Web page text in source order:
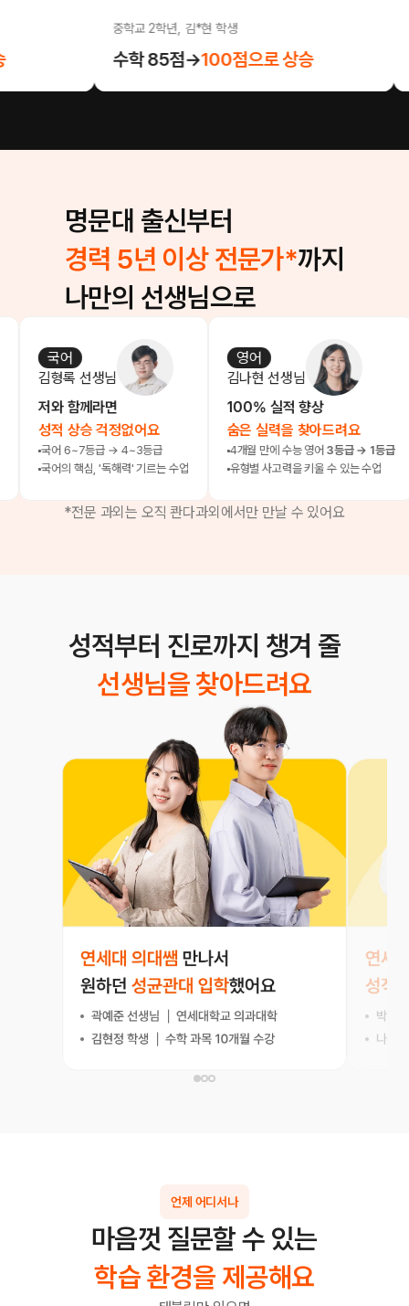
중학교 2학년, 김*현 학생
수학 85점→100점으로 상승
명문대 출신부터
경력 5년 이상 전문가*까지
나만의 선생님으로
선생님
함께라면
상승 걱정없어요
어 6~7등급 → 4~3등급
어의 핵심, '독해력' 기르는 수업
선생님
100% 실적 향상
숨은 실력을 찾아드려요
4개월 만에 수능 영어 3등급 → 1등급
유형별 사고력을 키울 수 있는 수업
과
*전문 과외는 오직 콴다과외에서만 만날 수 있어요
성적부터 진로까지 챙겨 줄
선생님을 찾아드려요
언제 어디서나
마음껏 질문할 수 있는
학습 환경을 제공해요